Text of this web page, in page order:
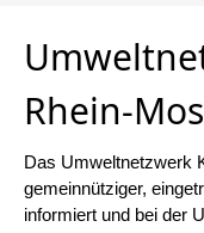
Rhein-
Das Umweltnetzwerk
gemeinnütziger,
informiert und bei der